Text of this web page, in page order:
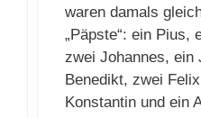
waren damals
„Päpste“: ein Pius,
zwei Johannes, ein
Benedikt, zwei
Konstantin und ein